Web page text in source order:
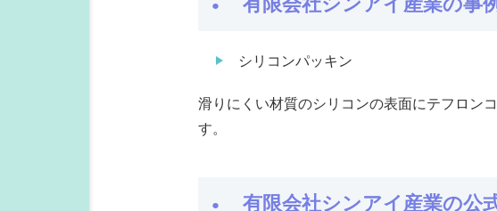
シリコンパッキン
滑りにくい材質のシリコンの表面にテフロン
す。
有限会社シンアイ産業の公